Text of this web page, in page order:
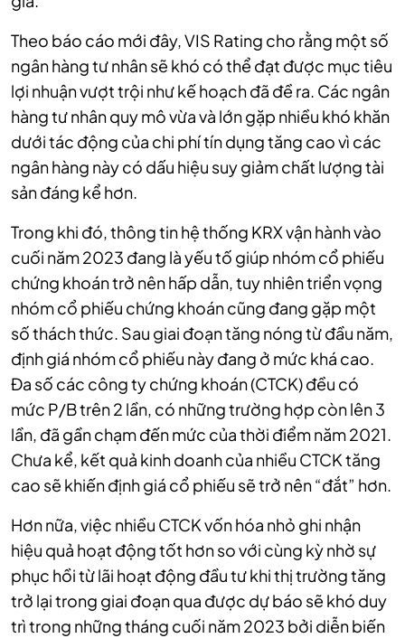
Theo báo cáo mới đây, VIS Rating cho rằng một số
ngân hàng tư nhân sẽ khó có thể đạt được mục tiêu
lợi nhuận vượt trội như kế hoạch đã đề ra. Các ngân
hàng tư nhân quy mô vừa và lớn gặp nhiều khó khăn
dưới tác động của chi phí tín dụng tăng cao vì các
ngân hàng này có dấu hiệu suy giảm chất lượng tài
sản đáng kể hơn.
Trong khi đó, thông tin hệ thống KRX vận hành vào
cuối năm 2023 đang là yếu tố giúp nhóm cổ phiếu
chứng khoán trở nên hấp dẫn, tuy nhiên triển vọng
nhóm cổ phiếu chứng khoán cũng đang gặp một
số thách thức. Sau giai đoạn tăng nóng từ đầu năm,
định giá nhóm cổ phiếu này đang ở mức khá cao.
Đa số các công ty chứng khoán (CTCK) đều có
mức P/B trên 2 lần, có những trường hợp còn lên 3
lần, đã gần chạm đến mức của thời điểm năm 2021.
Chưa kể, kết quả kinh doanh của nhiều CTCK tăng
cao sẽ khiến định giá cổ phiếu sẽ trở nên “đắt” hơn.
Hơn nữa, việc nhiều CTCK vốn hóa nhỏ ghi nhận
hiệu quả hoạt động tốt hơn so với cùng kỳ nhờ sự
phục hồi từ lãi hoạt động đầu tư khi thị trường tăng
trở lại trong giai đoạn qua được dự báo sẽ khó duy
trì trong những tháng cuối năm 2023 bởi diễn biến